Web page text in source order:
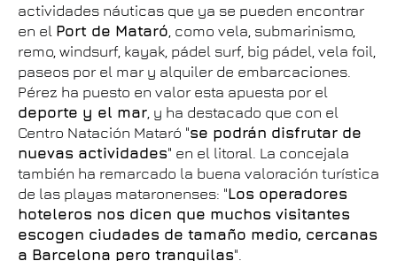
actividades náuticas que ya se pueden encontrar
en el Port de Mataró , como vela, submarinismo,
remo, windsurf, kayak, pádel surf, big pádel, vela foil,
paseos por el mar y alquiler de embarcaciones.
Pérez ha puesto en valor esta apuesta por el
deporte y el mar , y ha destacado que con el
Centro Natación Mataró "se podrán disfrutar de
nuevas actividades" en el litoral. La concejala
también ha remarcado la buena valoración turística
de las playas mataronenses: "Los operadores
hoteleros nos dicen que muchos visitantes
escogen ciudades de tamaño medio, cercanas
a Barcelona pero tranquilas".